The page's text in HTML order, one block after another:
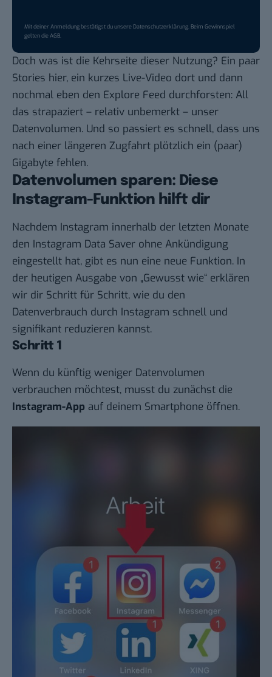
Mit deiner Anmeldung bestätigst du unsereDatenschutzerklärung. Beim Gewinnspiel
gelten dieAGB.
Doch was ist die Kehrseite dieser Nutzung? Ein paar
Stories hier, ein kurzes Live-Video dort und dann
nochmal eben den Explore Feed durchforsten: All
das strapaziert – relativ unbemerkt – unser
Datenvolumen. Und so passiert es schnell, dass uns
nach einer längeren Zugfahrt plötzlich ein (paar)
Gigabyte fehlen.
Datenvolumen sparen: Diese
Instagram-Funktion hilft dir
Nachdem Instagram innerhalb der letzten Monate
den Instagram Data Saver ohne Ankündigung
eingestellt hat, gibt es nun eine neue Funktion. In
der heutigen Ausgabe von „Gewusst wie“ erklären
wir dir Schritt für Schritt, wie du den
Datenverbrauch durch Instagram schnell und
signifikant reduzieren kannst.
Schritt 1
Wenn du künftig weniger Datenvolumen
verbrauchen möchtest, musst du zunächst die
Instagram-App auf deinem Smartphone öffnen.